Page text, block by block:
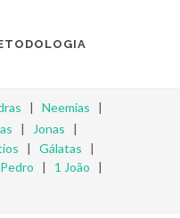
| Neemias |
| Jonas |
| Gálatas |
| 1 João |